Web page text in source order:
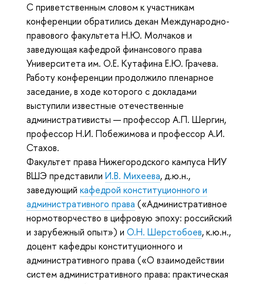
С приветственным словом к участникам
конференции обратились декан Международно-
правового факультета Н.Ю. Молчаков и
заведующая кафедрой финансового права
Университета им. О.Е. Кутафина Е.Ю. Грачева.
Работу конференции продолжило пленарное
заседание, в ходе которого с докладами
выступили известные отечественные
административисты — профессор А.П. Шергин,
профессор Н.И. Побежимова и профессор А.И.
Стахов.
Факультет права Нижегородского кампуса НИУ
ВШЭ представили И.В. Михеева, д.ю.н.,
заведующий кафедрой конституционного и
административного права («Административное
нормотворчество в цифровую эпоху: российский
и зарубежный опыт») и О.Н. Шерстобоев, к.ю.н.,
доцент кафедры конституционного и
административного права («О взаимодействии
систем административного права: практическая